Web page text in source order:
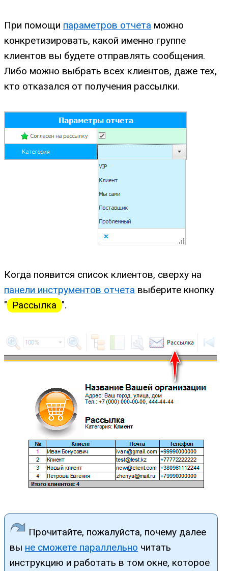
При помощи параметров отчета можно
конкретизировать, какой именно группе
клиентов вы будете отправлять сообщения.
Либо можно выбрать всех клиентов, даже тех,
кто отказался от получения рассылки.
Когда появится список клиентов, сверху на
панели инструментов отчета выберите кнопку
" Рассылка ".
Прочитайте, пожалуйста, почему далее
вы не сможете параллельно читать
инструкцию и работать в том окне, которое